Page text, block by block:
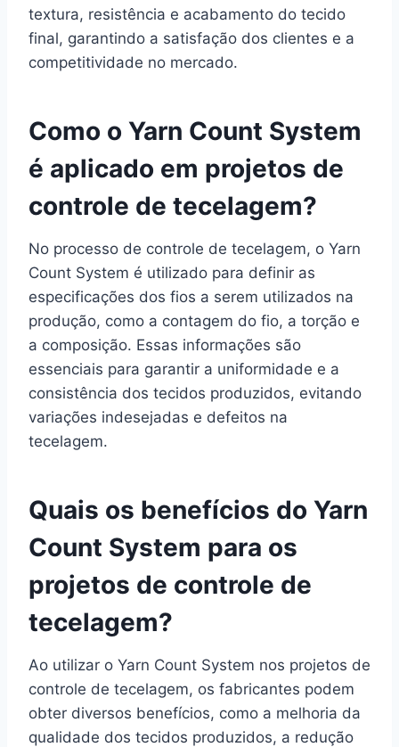
textura, resistência e acabamento do tecido
final, garantindo a satisfação dos clientes e a
competitividade no mercado.
Como o Yarn Count System
é aplicado em projetos de
controle de tecelagem?
No processo de controle de tecelagem, o Yarn
Count System é utilizado para definir as
especificações dos fios a serem utilizados na
produção, como a contagem do fio, a torção e
a composição. Essas informações são
essenciais para garantir a uniformidade e a
consistência dos tecidos produzidos, evitando
variações indesejadas e defeitos na
tecelagem.
Quais os benefícios do Yarn
Count System para os
projetos de controle de
tecelagem?
Ao utilizar o Yarn Count System nos projetos de
controle de tecelagem, os fabricantes podem
obter diversos benefícios, como a melhoria da
qualidade dos tecidos produzidos, a redução